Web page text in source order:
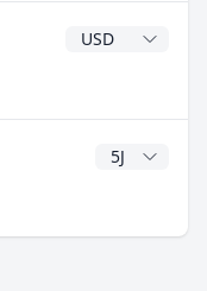
CAGR Jahre